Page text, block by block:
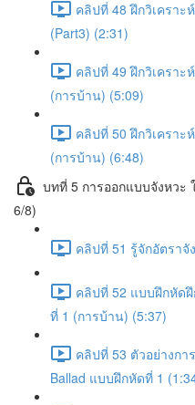
คลิปที่ 48 ฝึกวิเครา
(Part3) (2:31)
คลิปที่ 49 ฝึกวิเครา
(การบ้าน) (5:09)
คลิปที่ 50 ฝึกวิเครา
(การบ้าน) (6:48)
บทที่ 5 การออกแบบจังหวะ
6/8)
คลิปที่ 51 รู้จักอัตราจั
คลิปที่ 52 แบบฝึกหัดฝึ
ที่ 1 (การบ้าน) (5:37)
คลิปที่ 53 ตัวอย่างกา
Ballad แบบฝึกหัดที่ 1